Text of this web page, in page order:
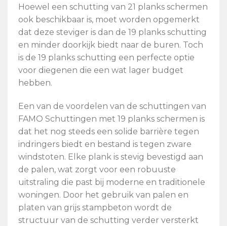
Hoewel een schutting van 21 planks schermen
ook beschikbaar is, moet worden opgemerkt
dat deze steviger is dan de 19 planks schutting
en minder doorkijk biedt naar de buren. Toch
is de 19 planks schutting een perfecte optie
voor diegenen die een wat lager budget
hebben.
Een van de voordelen van de schuttingen van
FAMO Schuttingen met 19 planks schermen is
dat het nog steeds een solide barrière tegen
indringers biedt en bestand is tegen zware
windstoten. Elke plank is stevig bevestigd aan
de palen, wat zorgt voor een robuuste
uitstraling die past bij moderne en traditionele
woningen. Door het gebruik van palen en
platen van grijs stampbeton wordt de
structuur van de schutting verder versterkt